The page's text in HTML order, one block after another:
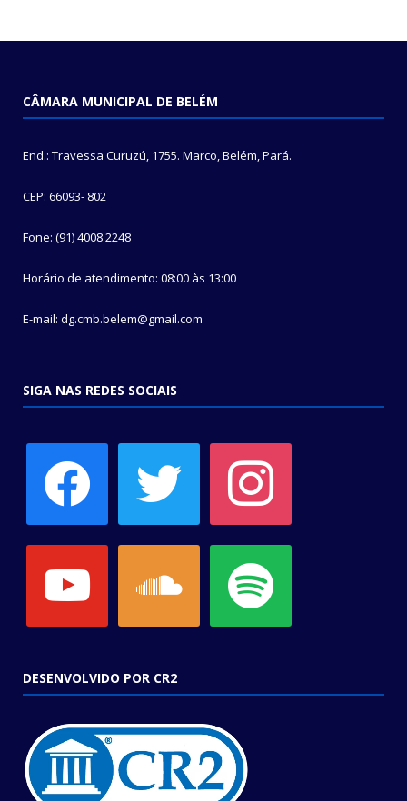
CÂMARA MUNICIPAL DE BELÉM
End.: Travessa Curuzú, 1755. Marco, Belém, Pará.
CEP: 66093- 802
Fone: (91) 4008 2248
Horário de atendimento: 08:00 às 13:00
E-mail: dg.cmb.belem@gmail.com
SIGA NAS REDES SOCIAIS
DESENVOLVIDO POR CR2